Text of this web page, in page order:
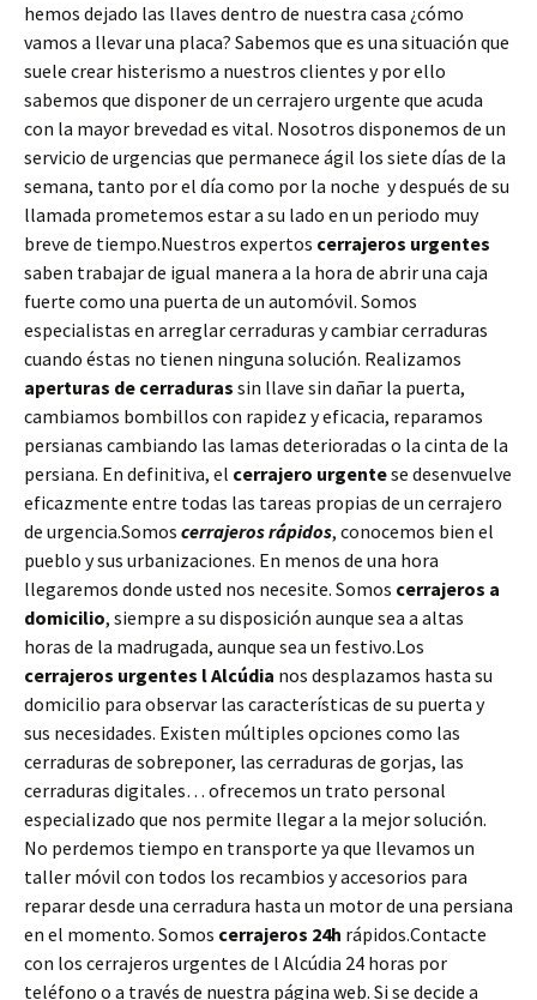
hemos dejado las llaves dentro de nuestra casa ¿cómo
vamos a llevar una placa? Sabemos que es una situación que
suele crear histerismo a nuestros clientes y por ello
sabemos que disponer de un cerrajero urgente que acuda
con la mayor brevedad es vital. Nosotros disponemos de un
servicio de urgencias que permanece ágil los siete días de la
semana, tanto por el día como por la noche y después de su
llamada prometemos estar a su lado en un periodo muy
breve de tiempo.Nuestros expertos cerrajeros urgentes
saben trabajar de igual manera a la hora de abrir una caja
fuerte como una puerta de un automóvil. Somos
especialistas en arreglar cerraduras y cambiar cerraduras
cuando éstas no tienen ninguna solución. Realizamos
aperturas de cerraduras sin llave sin dañar la puerta,
cambiamos bombillos con rapidez y eficacia, reparamos
persianas cambiando las lamas deterioradas o la cinta de la
persiana. En definitiva, el cerrajero urgentese desenvuelve
eficazmente entre todas las tareas propias de un cerrajero
de urgencia.Somos cerrajeros rápidos, conocemos bien el
pueblo y sus urbanizaciones. En menos de una hora
llegaremos donde usted nos necesite. Somos cerrajeros a
domicilio, siempre a su disposición aunque sea a altas
horas de la madrugada, aunque sea un festivo.Los
cerrajeros urgentes l Alcúdia nos desplazamos hasta su
domicilio para observar las características de su puerta y
sus necesidades. Existen múltiples opciones como las
cerraduras de sobreponer, las cerraduras de gorjas, las
cerraduras digitales… ofrecemos un trato personal
especializado que nos permite llegar a la mejor solución.
No perdemos tiempo en transporte ya que llevamos un
taller móvil con todos los recambios y accesorios para
reparar desde una cerradura hasta un motor de una persiana
en el momento. Somos cerrajeros 24h rápidos.Contacte
con los cerrajeros urgentes de l Alcúdia 24 horas por
teléfono o a través de nuestra página web. Si se decide a